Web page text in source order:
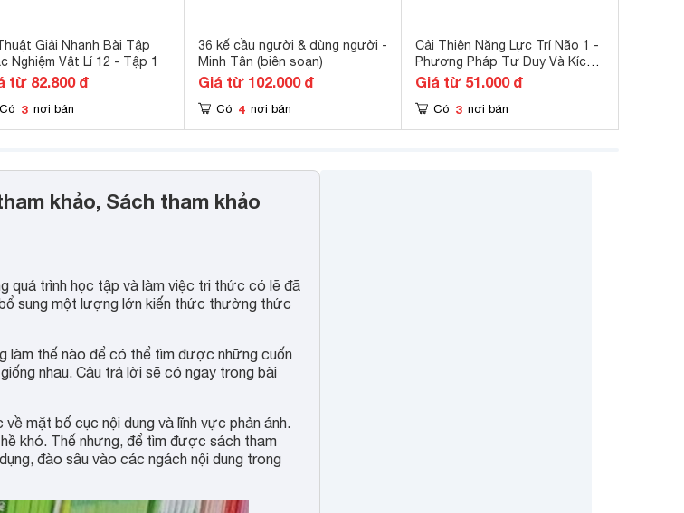
Giải Nhanh Bài Tập
Trắc Nghiệm Vật Lí 12 - Tập 1
từ 82.800 đ
Có 3 nơi bán
36 kế cầu người & dùng người -
Minh Tân (biên soạn)
Giá từ 102.000 đ
Có 4 nơi bán
Cải Thiện Năng Lực Trí Não 1 -
Phương Pháp Tư Duy Và Kích
Hoạt Trí Não
Giá từ 51.000 đ
Có 3 nơi bán
khảo, Sách tham khảo
quá trình học tập và làm việc tri thức có lẽ đã
sung một lượng lớn kiến thức thường thức
làm thế nào để có thể tìm được những cuốn
nhau. Câu trả lời sẽ có ngay trong bài
mặt bố cục nội dung và lĩnh vực phản ánh.
khó. Thế nhưng, để tìm được sách tham
đào sâu vào các ngách nội dung trong